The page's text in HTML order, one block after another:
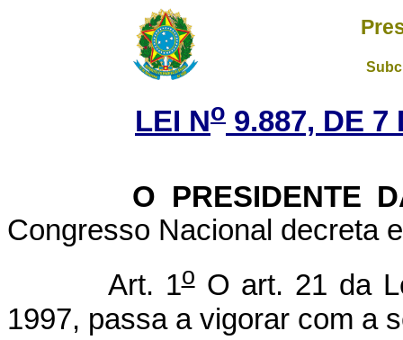
LEI No 9.887, DE 7
O PRESIDENTE DA
Congresso Nacional decreta
Art. 1oO art. 21 da
1997, passa a vigorar com a